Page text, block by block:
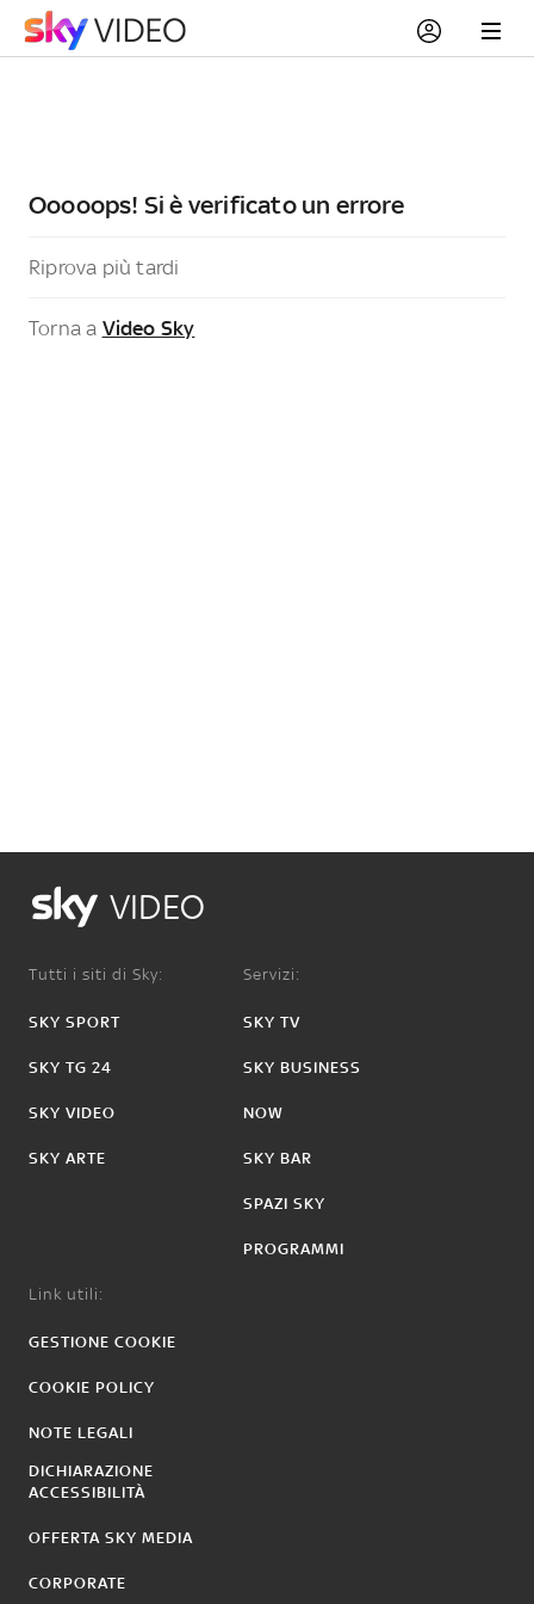
Ooooops! Si è verificato un errore
Riprova più tardi
Torna a Video Sky
VIDEO
Tutti i siti di Sky:
SKY SPORT
SKY TG 24
SKY VIDEO
SKY ARTE
Servizi:
SKY TV
SKY BUSINESS
NOW
SKY BAR
SPAZI SKY
PROGRAMMI
Link utili:
GESTIONE COOKIE
COOKIE POLICY
NOTE LEGALI
DICHIARAZIONE
ACCESSIBILITÀ
OFFERTA SKY MEDIA
CORPORATE